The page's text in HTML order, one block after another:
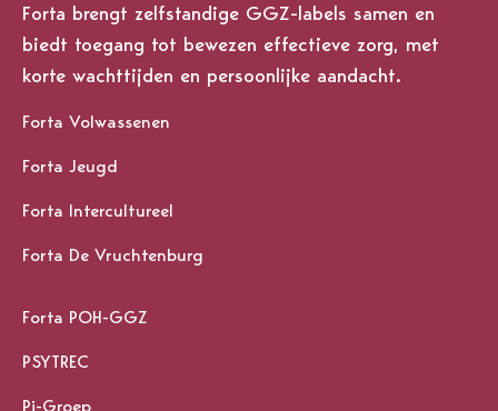
Forta brengt zelfstandige GGZ-labels samen en
biedt toegang tot bewezen effectieve zorg, met
korte wachttijden en persoonlijke aandacht.
Forta Volwassenen
Forta Jeugd
Forta Intercultureel
Forta De Vruchtenburg
Forta POH-GGZ
PSYTREC
Pi-Groep